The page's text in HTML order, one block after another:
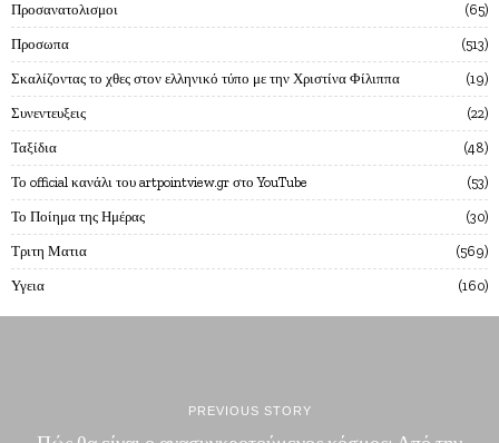
Προσανατολισμοι 65
Προσωπα 513
Σκαλίζοντας το χθες στον ελληνικό τύπο με την Χριστίνα Φίλιππα 19
Συνεντευξεις 22
Ταξίδια 48
Το official κανάλι του artpointview.gr στο YouTube 53
Το Ποίημα της Ημέρας 30
Τριτη Ματια 569
Υγεια 160
PREVIOUS STORY